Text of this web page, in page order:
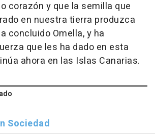
corazón y que la semilla que
en nuestra tierra produzca
concluido Omella, y ha
que les ha dado en esta
ahora en las Islas Canarias.
Sociedad